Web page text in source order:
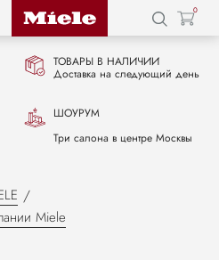
0
ТОВАРЫ В НАЛИЧИИ
Доставка на следующий день
ШОУРУМ
Три салона в центре Москвы
Miele